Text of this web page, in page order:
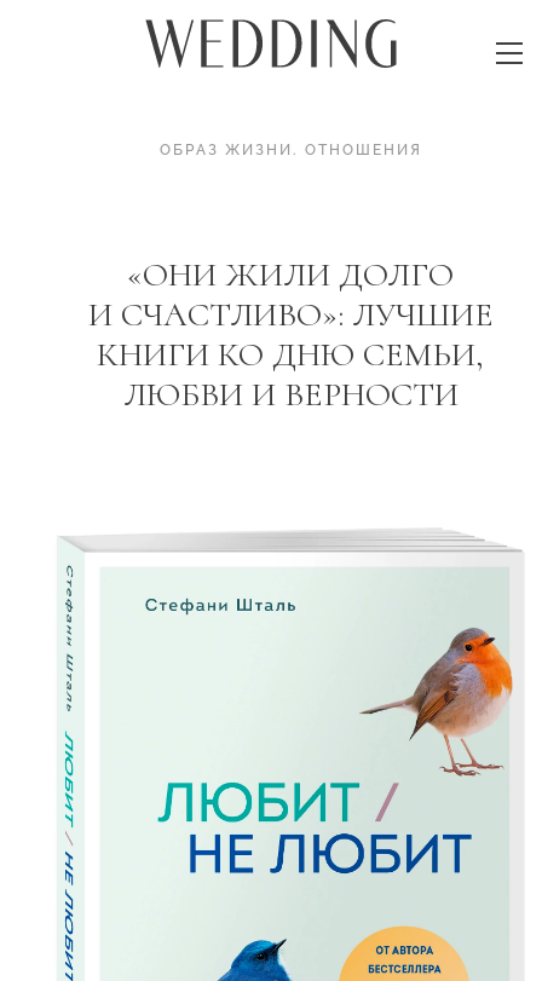
ОБРАЗ ЖИЗНИ . ОТНОШЕНИЯ
«ОНИ ЖИЛИ ДОЛГО
И СЧАСТЛИВО»: ЛУЧШИЕ
КНИГИ КО ДНЮ СЕМЬИ,
ЛЮБВИ И ВЕРНОСТИ